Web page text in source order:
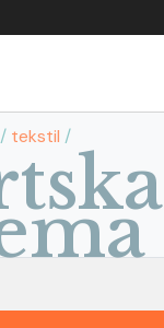
/ tekstil /